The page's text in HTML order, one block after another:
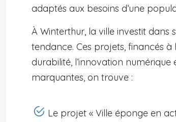
adaptés aux besoins d’une
À Winterthur, la ville investit
tendance. Ces projets, financés
durabilité, l’innovation
marquantes, on trouve :
Le projet « Ville éponge en